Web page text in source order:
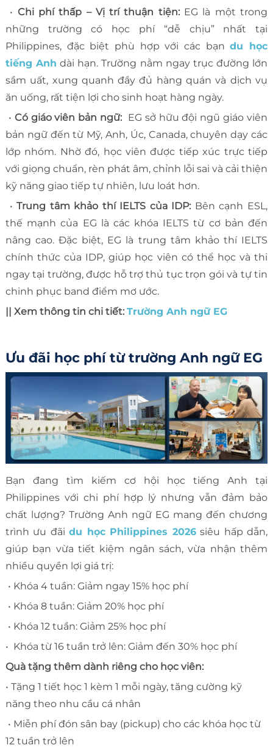
• Chi phí thấp – Vị trí thuận tiện:EG là một trong
những trường có học phí “dễ chịu” nhất tại
Philippines, đặc biệt phù hợp với các bạndu học
tiếng Anh dài hạn. Trường nằm ngay trục đường lớn
sầm uất, xung quanh đầy đủ hàng quán và dịch vụ
ăn uống, rất tiện lợi cho sinh hoạt hàng ngày.
• Có giáo viên bản ngữ: EG sở hữu đội ngũ giáo viên
bản ngữ đến từ Mỹ, Anh, Úc, Canada, chuyên dạy các
lớp nhóm. Nhờ đó, học viên được tiếp xúc trực tiếp
với giọng chuẩn, rèn phát âm, chỉnh lỗi sai và cải thiện
kỹ năng giao tiếp tự nhiên, lưu loát hơn.
•Trung tâm khảo thí IELTS của IDP: Bên cạnh ESL,
thế mạnh của EG là các khóa IELTS từ cơ bản đến
nâng cao. Đặc biệt, EG là trung tâm khảo thí IELTS
chính thức của IDP, giúp học viên có thể học và thi
ngay tại trường, được hỗ trợ thủ tục trọn gói và tự tin
chinh phục band điểm mơ ước.
|| Xem thông tin chi tiết: Trường Anh ngữ EG
Ưu đãi học phí từ trường Anh ngữ EG
Bạn đang tìm kiếm cơ hội học tiếng Anh tại
Philippines với chi phí hợp lý nhưng vẫn đảm bảo
chất lượng? Trường Anh ngữ EG mang đến chương
trình ưu đãidu học Philippines 2026siêu hấp dẫn,
giúp bạn vừa tiết kiệm ngân sách, vừa nhận thêm
nhiều quyền lợi giá trị:
• Khóa 4 tuần: Giảm ngay 15% học phí
• Khóa 8 tuần: Giảm 20% học phí
• Khóa 12 tuần: Giảm 25% học phí
• Khóa từ 16 tuần trở lên: Giảm đến 30% học phí
Quà tặng thêm dành riêng cho học viên:
• Tặng 1 tiết học 1 kèm 1 mỗi ngày, tăng cường kỹ
năng theo nhu cầu cá nhân
• Miễn phí đón sân bay (pickup) cho các khóa học từ
12 tuần trở lên